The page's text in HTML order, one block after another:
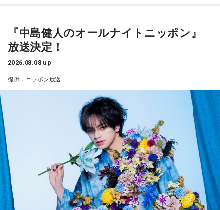
――過去2年の苦労は昨シーズンに活きていたということです
ね。
山田「活きていると思います。ウエイトトレーニングなどで
身体作りができたと思うので、結果を出さないといけないと
ころで出せたというのはよかったと思います」
――2月の南郷キャンプ終盤で右肘痛が発覚した時の心境を教
山田「痛かったですし、手術のタイミングはすごく悩んだの
ですが、3月9日に手術をさせていただいた。痛いままプレー
をしていても成績も上がらないですし、自分としても不安を
抱えながらプレーをするのは嫌だったので、できるだけ早く
手術をして、早く復帰ができるようにというので決断しまし
た」
『中島健人のオールナイトニッポン』
放送決定！
2026.08.08 up
提供：ニッポン放送